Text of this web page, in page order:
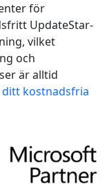
för
UpdateStar-
vilket
och
är alltid
ditt kostnadsfria